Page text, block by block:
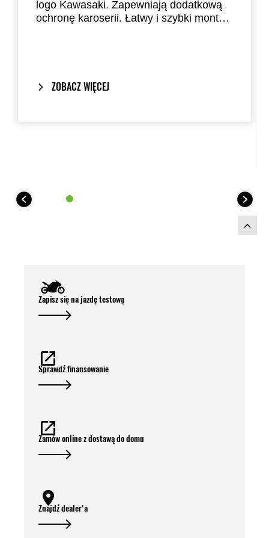
logo Kawasaki. Zapewniają dodatkową
ochronę karoserii. Łatwy i szybki montaż
ZOBACZ WIĘCEJ
Zapisz się na jazdę testową
Sprawdź finansowanie
Zamów online z dostawą do domu
Znajdź dealer'a